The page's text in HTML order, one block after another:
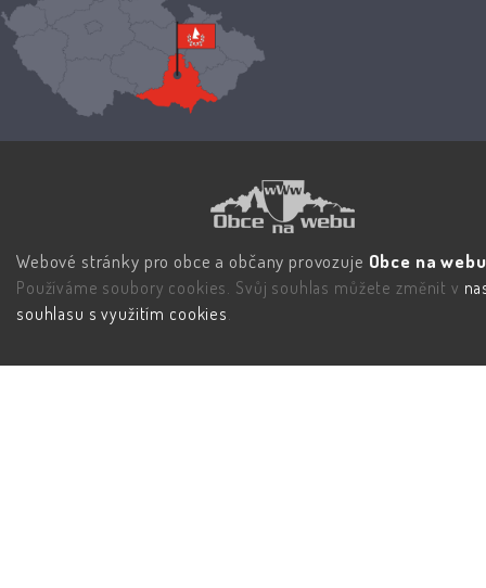
Webové stránky pro obce a občany provozuje Obce na
Používáme soubory cookies. Svůj souhlas můžete změnit v
souhlasu s využitím cookies